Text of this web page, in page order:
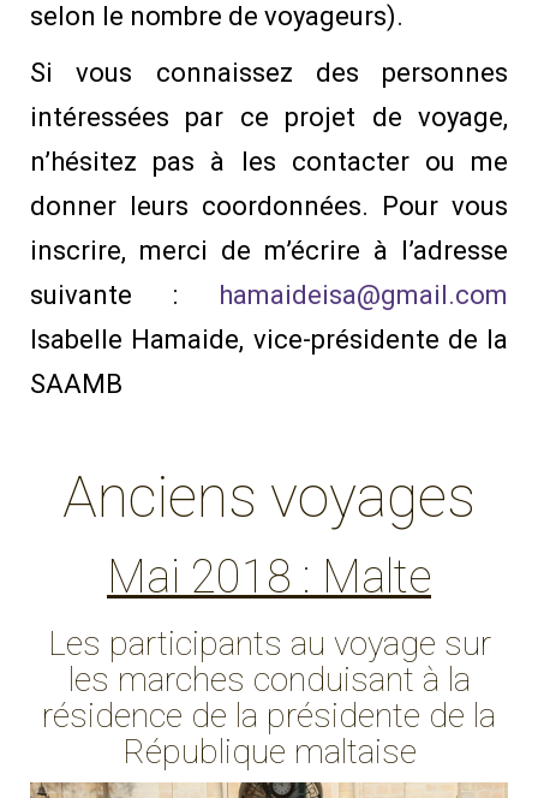
selon le nombre de voyageurs).
Si vous connaissez des personnes
intéressées par ce projet de voyage,
n’hésitez pas à les contacter ou me
donner leurs coordonnées. Pour vous
inscrire, merci de m’écrire à l’adresse
suivante : hamaideisa@gmail.com
Isabelle Hamaide, vice-présidente de la
SAAMB
Anciens voyages
Mai 2018 : Malte
Les participants au voyage sur
les marches conduisant à la
résidence de la présidente de la
République maltaise